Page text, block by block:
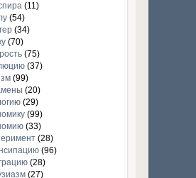
(11)
(54)
(34)
(70)
(75)
(37)
(99)
(20)
(29)
(99)
(33)
(28)
(96)
(28)
(27)